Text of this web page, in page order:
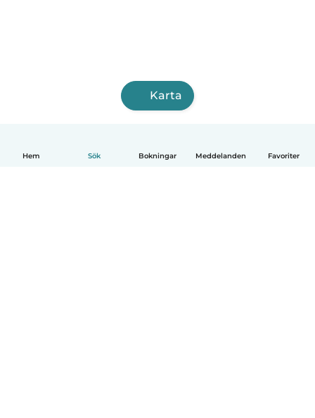
Hem Sök Bokningar Meddelanden Favoriter
Karta